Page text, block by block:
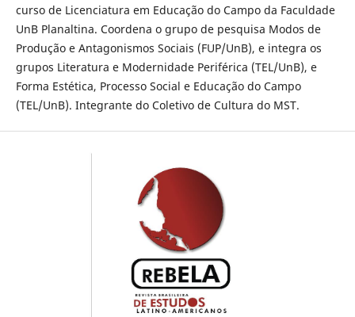
curso de Licenciatura em Educação do Campo da Faculdade
UnB Planaltina. Coordena o grupo de pesquisa Modos de
Produção e Antagonismos Sociais (FUP/UnB), e integra os
grupos Literatura e Modernidade Periférica (TEL/UnB), e
Forma Estética, Processo Social e Educação do Campo
(TEL/UnB). Integrante do Coletivo de Cultura do MST.